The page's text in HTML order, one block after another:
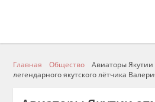
Главная Общество
Авиаторы
легендарного якутского лётчика